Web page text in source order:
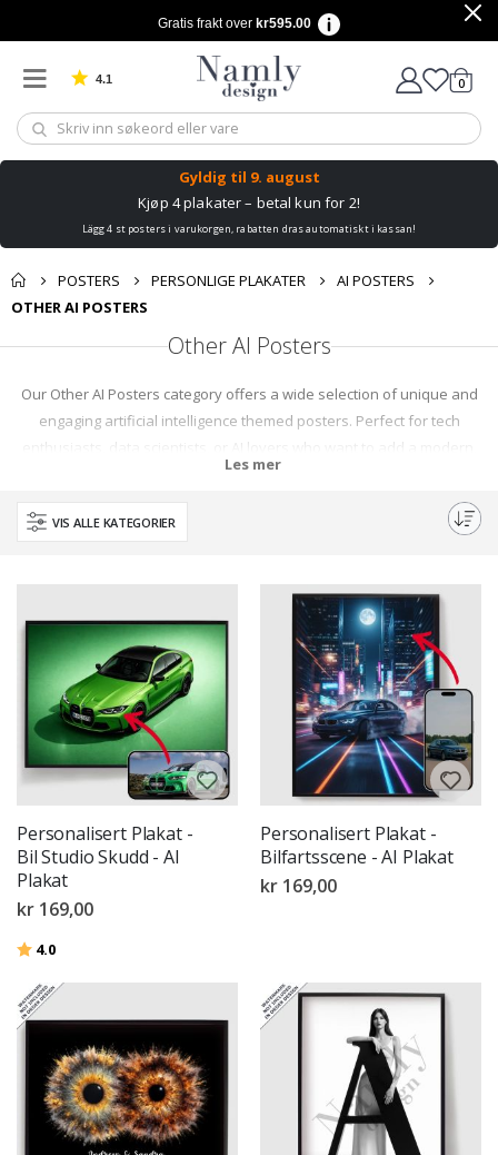
Gratis frakt over kr595.00
4.1 Basert på 1025 stemmer 0varer
Gyldig til 9. august
Kjøp 4 plakater – betal kun for 2!
Lägg 4 st posters i varukorgen, rabatten dras automatiskt i kassan!
POSTERS PERSONLIGE PLAKATER
AI POSTERS
OTHER AI POSTERS
Other AI Posters
Our Other AI Posters category offers a wide selection of unique and
engaging artificial intelligence themed posters. Perfect for tech
enthusiasts, data scientists, or AI lovers who want to add a modern,
scientific touch to their space. Explore our diverse collection and find the
perfect piece to inspire your daily creativity and curiosity about the future
Les mer
VIS ALLE KATEGORIER
Personalisert Plakat -
Bil Studio Skudd - AI
Plakat
kr 169,00
Karakter:
4.0
Personalisert Plakat -
Bilfartsscene - AI Plakat
kr 169,00